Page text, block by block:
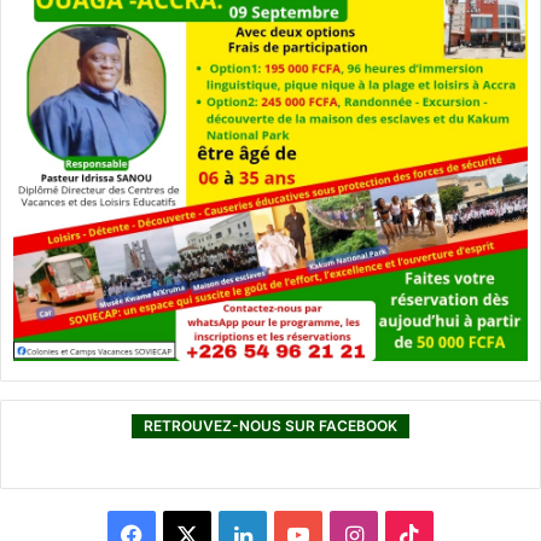
RETROUVEZ-NOUS SUR FACEBOOK
L
I